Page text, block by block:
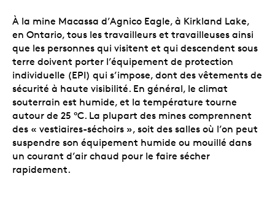
À la mine Macassa d’Agnico Eagle, à Kirkland Lake,
en Ontario, tous les travailleurs et travailleuses ainsi
que les personnes qui visitent et qui descendent sous
terre doivent porter l’équipement de protection
individuelle (EPI) qui s’impose, dont des vêtements de
sécurité à haute visibilité. En général, le climat
souterrain est humide, et la température tourne
autour de 25 °C. La plupart des mines comprennent
des « vestiaires-séchoirs », soit des salles où l’on peut
suspendre son équipement humide ou mouillé dans
un courant d’air chaud pour le faire sécher
rapidement.